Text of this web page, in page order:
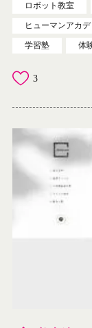
ロボット教室
ヒューマンアカデ
学習塾 体
3